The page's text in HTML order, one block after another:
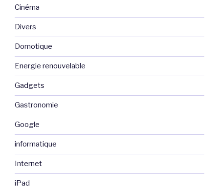
Cinéma
Divers
Domotique
Energie renouvelable
Gadgets
Gastronomie
Google
informatique
Internet
iPad